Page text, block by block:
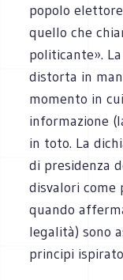
popolo
quello che
politicante».
distorta in
momento in
informazione
in toto. La
di presidenza
disvalori come
quando
legalità) sono
principi